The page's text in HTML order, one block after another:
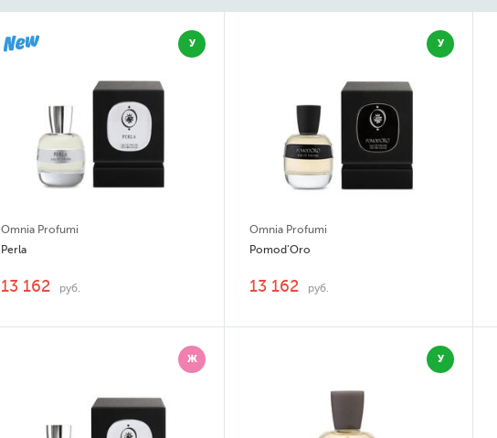
У
Omnia Profumi
Perla
13 162 руб.
У
Omnia Profumi
Pomod'Oro
13 162 руб.
Ж У